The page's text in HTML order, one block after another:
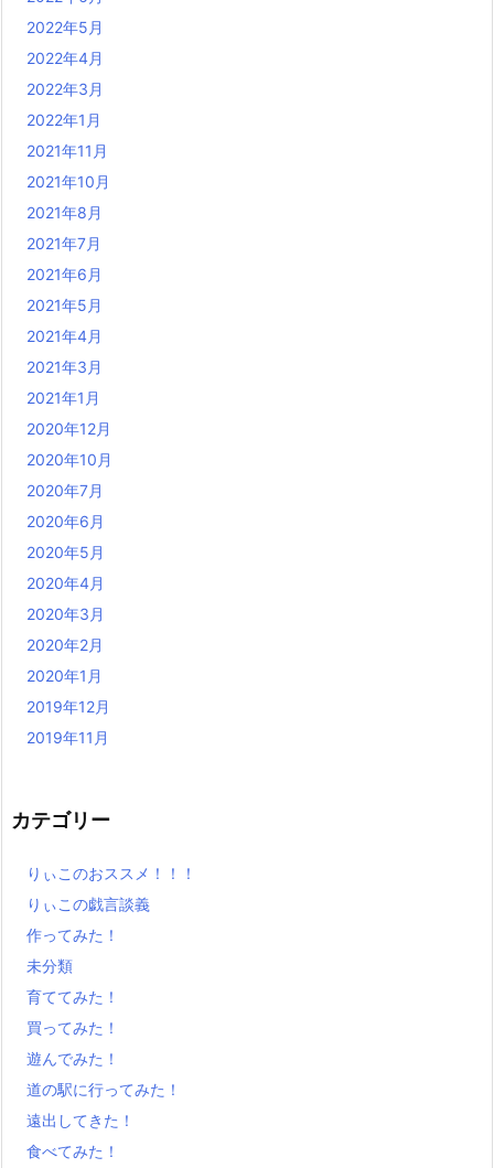
2022年5月
2022年4月
2022年3月
2022年1月
2021年11月
2021年10月
2021年8月
2021年7月
2021年6月
2021年5月
2021年4月
2021年3月
2021年1月
2020年12月
2020年10月
2020年7月
2020年6月
2020年5月
2020年4月
2020年3月
2020年2月
2020年1月
2019年12月
2019年11月
カテゴリー
りぃこのおススメ！！！
りぃこの戯言談義
作ってみた！
未分類
育ててみた！
買ってみた！
遊んでみた！
道の駅に行ってみた！
遠出してきた！
食べてみた！